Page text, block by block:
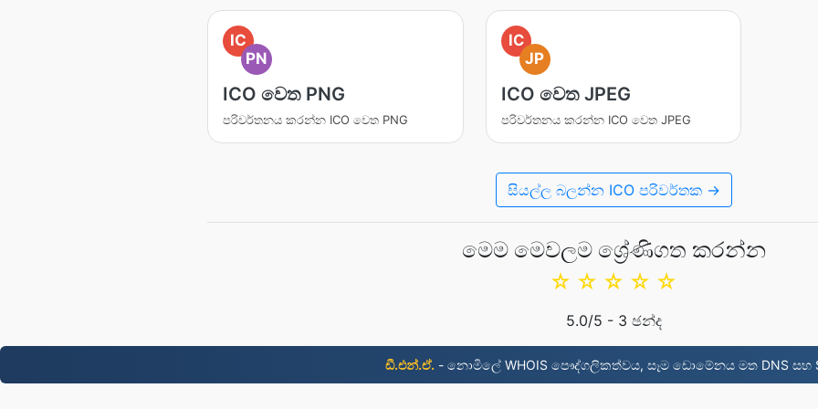
IC
PN
ICO වෙත PNG
පරිවර්තනය කරන්න ICO වෙත PNG
IC
JP
ICO වෙත JPEG
පරිවර්තනය කරන්න ICO වෙත JPEG
සියල්ල බලන්න ICO පරිවර්තක →
මෙම මෙවලම ශ්‍රේණිගත කරන්න
☆
☆
☆
☆
☆
5.0/5 - 3 ඡන්ද
ඩී.එන්.ඒ. - නොමිලේ WHOIS පෞද්ගලිකත්වය, සෑම ඩොමේනය මත DNS සහ